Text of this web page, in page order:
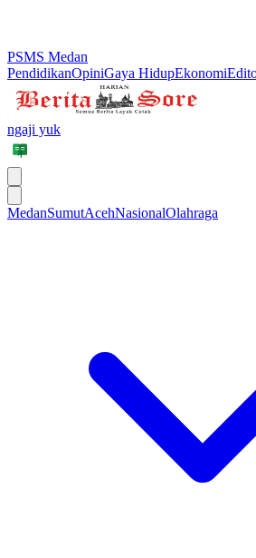
PSMS Medan
PendidikanOpiniGaya HidupEkonomi
ngaji yuk
MedanSumutAcehNasionalOlahraga